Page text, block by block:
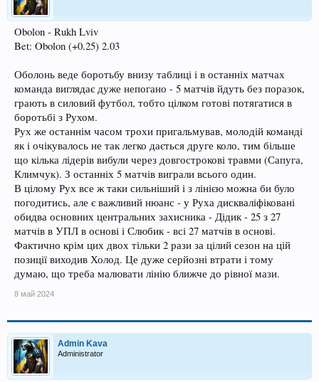
Obolon - Rukh Lviv
Bet: Obolon (+0.25) 2.03
Оболонь веде боротьбу внизу таблиці і в останніх матчах
команда виглядає дуже непогано - 5 матчів йдуть без поразок,
грають в силовий футбол, тобто цілком готові потягатися в
боротьбі з Рухом.
Рух же останнім часом трохи пригальмував, молодій команді
як і очікувалось не так легко дається друге коло, тим більше
що кілька лідерів вибули через довгострокові травми (Сапуга,
Климчук). З останніх 5 матчів виграли всього один.
В цілому Рух все ж таки сильніший і з лінією можна би було
погодитись, але є важливий нюанс - у Руха дискваліфіковані
обидва основних центральних захисника - Дідик - 25 з 27
матчів в УПЛ в основі і Слюбик - всі 27 матчів в основі.
Фактично крім цих двох тільки 2 рази за цілий сезон на цій
позиції виходив Холод. Це дуже серйозні втрати і тому
думаю, що треба малювати лінію ближче до рівної мази.
8 май 2024
Admin Kava
Administrator